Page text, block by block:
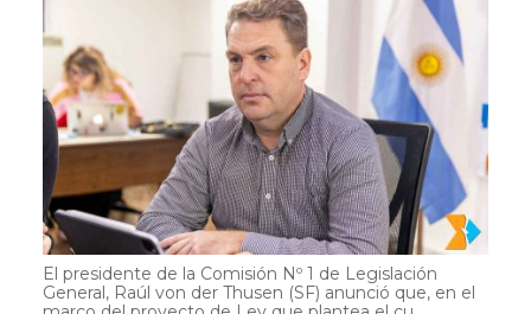
El presidente de la Comisión Nº 1 de Legislación
General, Raúl von der Thusen (SF) anunció que, en el